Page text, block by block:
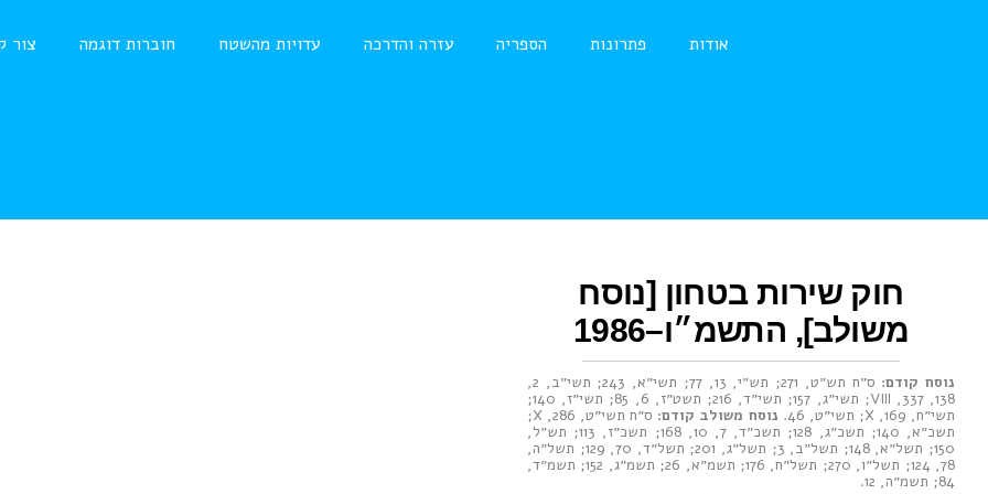
אודות פתרונות הספריה עזרה והדרכה עדויות מהשטח חוברות דוגמה צור
חוק שירות בטחון [נוסח
משולב], התשמ״ו–1986
נוסח קודם: ס״ח תש״ט, 271 ; תש״י, 13 ,
77
; תשי״א, 243 ; תשי״ב, 2
,
138
,
337
,
VIII
; תשי״ג, 157 ; תשי״ד, 216 ; תשט״ז, 6 ,
85
; תשי״ז, 140
;
תשי״ח, 169
,
X
; תשי״ט, 46 . נוסח משולב קודם: ס״ח תשי״ט, 286 ,
X
;
תשכ״א, 140
; תשכ״ג, 128 ; תשכ״ד, 7 ,
10
,
168
; תשכ״ז, 113 ; תש״ל,
150
; תשל״א, 148 ; תשל״ב, 3 ; תשל״ג, 201 ; תשל״ד, 70 ,
129
; תשל״ה,
78
,
124
; תשל״ו, 270 ; תשל״ח, 176 ; תשמ״א, 26 ; תשמ״ג, 152 ; תשמ״ד,
84
; תשמ״ה, 12
.